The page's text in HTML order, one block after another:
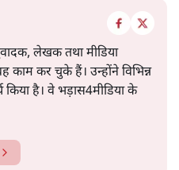
लेखक तथा मीडिया
काम कर चुके हैं। उन्होंने विभिन्न
है। वे भड़ास4मीडिया के